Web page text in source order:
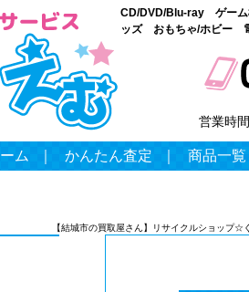
CD/DVD/Blu-ray ゲーム
ッズ おもちゃ/ホビー
営業時間
ム かんたん査定 商品一覧
【結城市の買取屋さん】リサイクルショップ☆